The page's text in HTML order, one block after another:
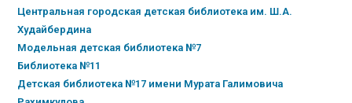
Центральная городская детская библиотека им. Ш.А.
Худайбердина
Модельная детская библиотека №7
Библиотека №11
Детская библиотека №17 имени Мурата Галимовича